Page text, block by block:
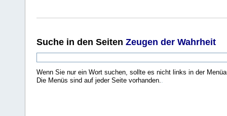
Suche in den Seiten Zeugen der Wahrheit
Wenn Sie nur ein Wort suchen, sollte es nicht links in der
Die Menüs sind auf jeder Seite vorhanden..